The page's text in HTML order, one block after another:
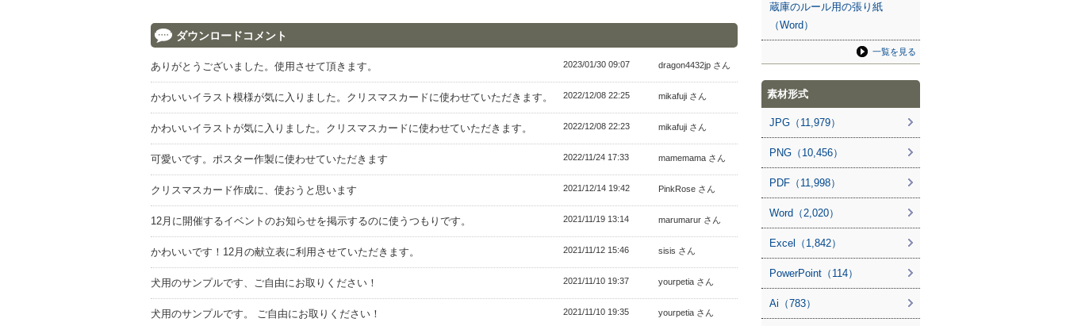
ダウンロードコメント
ありがとうございました。使用させて頂きます。 2023/01/30 09:07 dragon4432jp さん
かわいいイラスト模様が気に入りました。クリスマスカードに使わせていただきます。 2022/12/08 22:25 mikafuji さん
かわいいイラストが気に入りました。クリスマスカードに使わせていただきます。 2022/12/08 22:23 mikafuji さん
可愛いです。ポスター作製に使わせていただきます 2022/11/24 17:33 mamemama さん
クリスマスカード作成に、使おうと思います 2021/12/14 19:42 PinkRose さん
12月に開催するイベントのお知らせを掲示するのに使うつもりです。 2021/11/19 13:14 marumarur さん
かわいいです！12月の献立表に利用させていただきます。 2021/11/12 15:46 sisis さん
犬用のサンプルです、ご自由にお取りください！ 2021/11/10 19:37 yourpetia さん
犬用のサンプルです。 ご自由にお取りください！ 2021/11/10 19:35 yourpetia さん
蔵庫のルール用の張り紙
（Word）
一覧を見る
素材形式
JPG（11,979）
PNG（10,456）
PDF（11,998）
Word（2,020）
Excel（1,842）
PowerPoint（114）
Ai（783）